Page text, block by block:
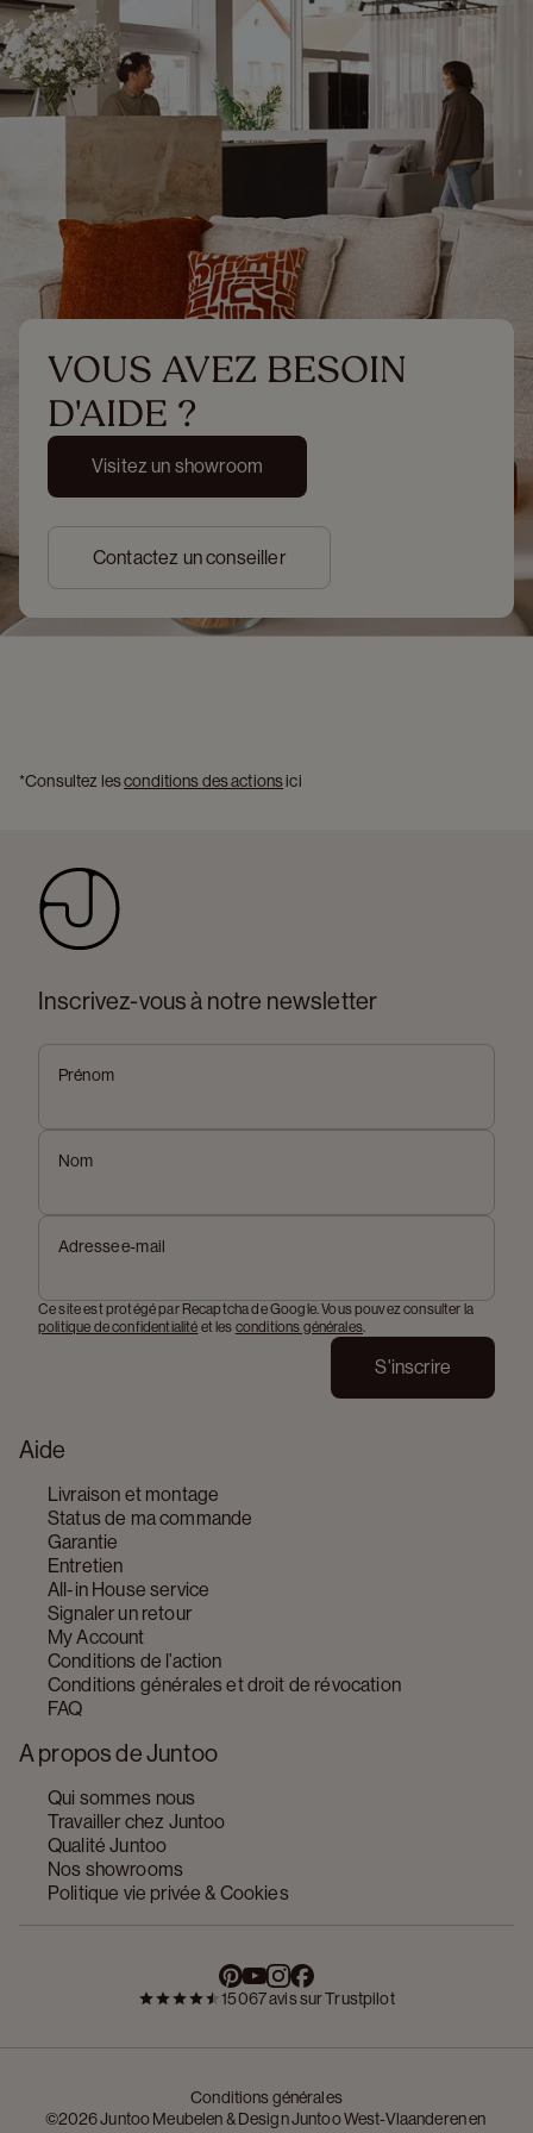
VOUS AVEZ BESOIN
D'AIDE ?
Visitez un showroom
Contactez un conseiller
*Consultez les conditions des actions ici
Aide
Livraison et montage
Status de ma commande
Garantie
Entretien
All-in House service
Signaler un retour
My Account
Conditions de l’action
Conditions générales et droit de révocation
FAQ
A propos de Juntoo
Qui sommes nous
Travailler chez Juntoo
Qualité Juntoo
Nos showrooms
Politique vie privée & Cookies
Inscrivez-vous à notre newsletter
Prénom
Nom
Adresse e-mail
Ce site est protégé par Recaptcha de Google. Vous pouvez consulter la
politique de confidentialité et les conditions générales.
S'inscrire
15067 avis sur Trustpilot
Conditions générales
©2026 Juntoo Meubelen & Design Juntoo West-Vlaanderen en